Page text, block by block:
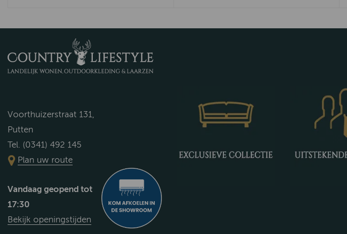
Voorthuizerstraat 131,
Putten
Tel. (0341) 492 145
Plan uw route
Vandaag geopend tot
17:30
Bekijk openingstijden